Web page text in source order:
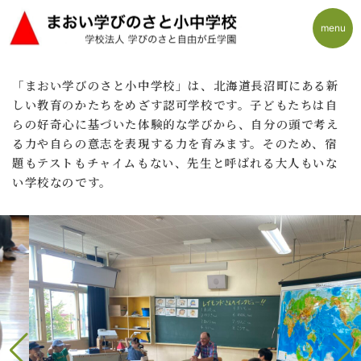
Skip
to
content
「まおい学びのさと小中学校」は、北海道長沼町にある新
しい教育のかたちをめざす認可学校です。子どもたちは自
らの好奇心に基づいた体験的な学びから、自分の頭で考え
る力や自らの意志を表現する力を育みます。そのため、宿
題もテストもチャイムもない、先生と呼ばれる大人もいな
い学校なのです。
menu